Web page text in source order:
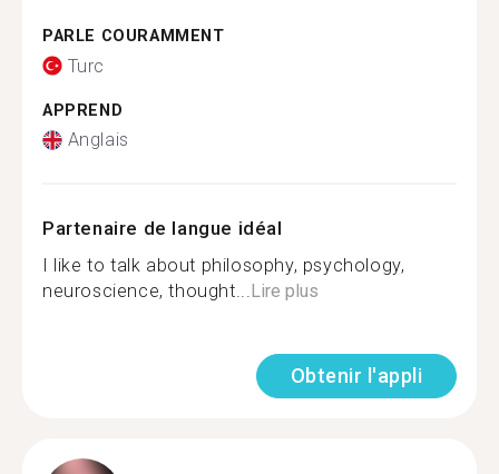
PARLE COURAMMENT
Turc
APPREND
Anglais
Partenaire de langue idéal
I like to talk about philosophy, psychology,
neuroscience, thought...Lire plus
Obtenir l'appli